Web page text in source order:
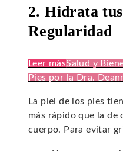
2. Hidrata
Regularidad
Leer másSalud y
Pies por la Dra.
La piel de los pies
más rápido que la de
cuerpo. Para evitar